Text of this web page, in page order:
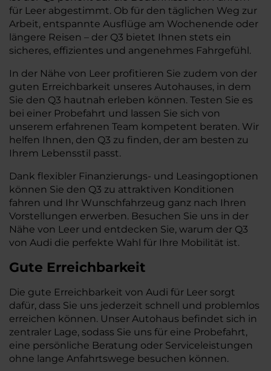
für Leer abgestimmt. Ob für den täglichen Weg zur
Arbeit, entspannte Ausflüge am Wochenende oder
längere Reisen – der Q3 bietet Ihnen stets ein
sicheres, effizientes und angenehmes Fahrgefühl.
In der Nähe von Leer profitieren Sie zudem von der
guten Erreichbarkeit unseres Autohauses, in dem
Sie den Q3 hautnah erleben können. Testen Sie es
bei einer Probefahrt und lassen Sie sich von
unserem erfahrenen Team kompetent beraten. Wir
helfen Ihnen, den Q3 zu finden, der am besten zu
Ihrem Lebensstil passt.
Dank flexibler Finanzierungs- und Leasingoptionen
können Sie den Q3 zu attraktiven Konditionen
fahren und Ihr Wunschfahrzeug ganz nach Ihren
Vorstellungen erwerben. Besuchen Sie uns in der
Nähe von Leer und entdecken Sie, warum der Q3
von Audi die perfekte Wahl für Ihre Mobilität ist.
Gute Erreichbarkeit
Die gute Erreichbarkeit von Audi für Leer sorgt
dafür, dass Sie uns jederzeit schnell und problemlos
erreichen können. Unser Autohaus befindet sich in
zentraler Lage, sodass Sie uns für eine Probefahrt,
eine persönliche Beratung oder Serviceleistungen
ohne lange Anfahrtswege besuchen können.